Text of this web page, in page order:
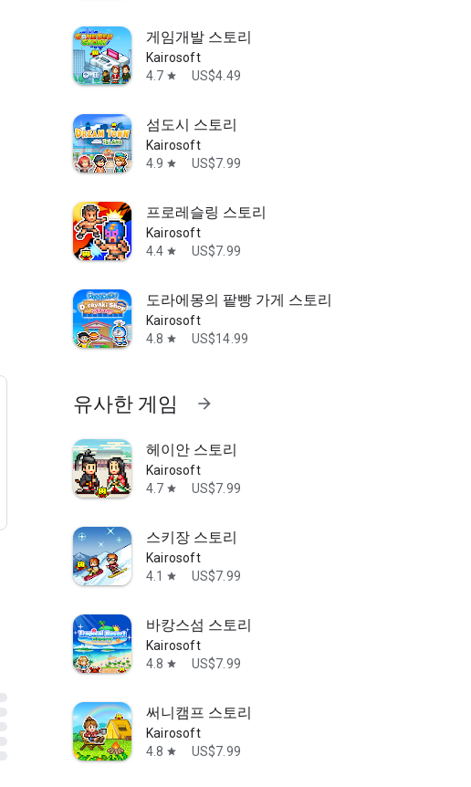
게임개발 스토리
Kairosoft
4.7 star US$4.49
섬도시 스토리
Kairosoft
4.9 star US$7.99
프로레슬링 스토리
Kairosoft
4.4 star US$7.99
도라에몽의 팥빵 가게 스토리
Kairosoft
4.8 star US$14.99
유사한 게임 arrow_forward
헤이안 스토리
Kairosoft
4.7 star US$7.99
스키장 스토리
Kairosoft
4.1
star US$7.99
바캉스섬 스토리
Kairosoft
4.8 star US$7.99
써니캠프 스토리
Kairosoft
4.8 star US$7.99